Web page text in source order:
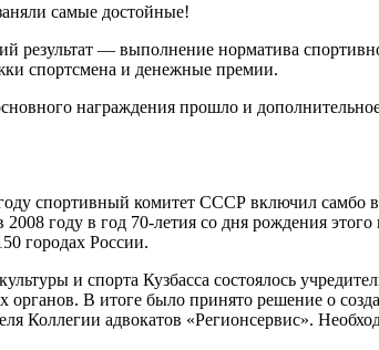
самые достойные!
результат — выполнение норматива
спортсмена и денежные премии.
награждения прошло и
спортивный комитет СССР включил самбо
году в год 70-летия со дня рождения
городах России.
и спорта Кузбасса состоялось
В итоге было принято решение о
адвокатов «Регионсервис».